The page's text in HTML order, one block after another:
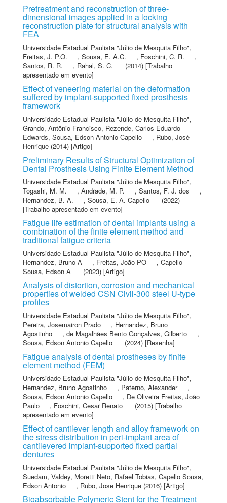
Pretreatment and reconstruction of three-
dimensional images applied in a locking
reconstruction plate for structural analysis with
FEA
Universidade Estadual Paulista "Júlio de Mesquita Filho",
Freitas, J. P.O.
, Sousa, E. A.C. , Foschini, C. R.
,
Santos, R. R.
, Rahal, S. C.
(2014) [Trabalho
apresentado em evento]
Effect of veneering material on the deformation
suffered by implant-supported fixed prosthesis
framework
Universidade Estadual Paulista "Júlio de Mesquita Filho",
Grando, Antônio Francisco, Rezende, Carlos Eduardo
Edwards, Sousa, Edson Antonio Capello , Rubo, José
Henrique (2014) [Artigo]
Preliminary Results of Structural Optimization of
Dental Prosthesis Using Finite Element Method
Universidade Estadual Paulista "Júlio de Mesquita Filho",
Togashi, M. M.
, Andrade, M. P. , Santos, F. J. dos
,
Hernandez, B. A.
, Sousa, E. A. Capello
(2022)
[Trabalho apresentado em evento]
Fatigue life estimation of dental implants using a
combination of the finite element method and
traditional fatigue criteria
Universidade Estadual Paulista "Júlio de Mesquita Filho",
Hernandez, Bruno A
, Freitas, João PO , Capello
Sousa, Edson A
(2023) [Artigo]
Analysis of distortion, corrosion and mechanical
properties of welded CSN Civil-300 steel U-type
profiles
Universidade Estadual Paulista "Júlio de Mesquita Filho",
Pereira, Josemairon Prado
, Hernandez, Bruno
Agostinho
, de Magalhães Bento Gonçalves, Gilberto
,
Sousa, Edson Antonio Capello
(2024) [Resenha]
Fatigue analysis of dental prostheses by finite
element method (FEM)
Universidade Estadual Paulista "Júlio de Mesquita Filho",
Hernandez, Bruno Agostinho
, Paterno, Alexander
,
Sousa, Edson Antonio Capello
, De Oliveira Freitas, João
Paulo
, Foschini, Cesar Renato
(2015) [Trabalho
apresentado em evento]
Effect of cantilever length and alloy framework on
the stress distribution in peri-implant area of
cantilevered implant-supported fixed partial
dentures
Universidade Estadual Paulista "Júlio de Mesquita Filho",
Suedam, Valdey, Moretti Neto, Rafael Tobias, Capello Sousa,
Edson Antonio
, Rubo, Jose Henrique (2016) [Artigo]
Bioabsorbable Polymeric Stent for the Treatment